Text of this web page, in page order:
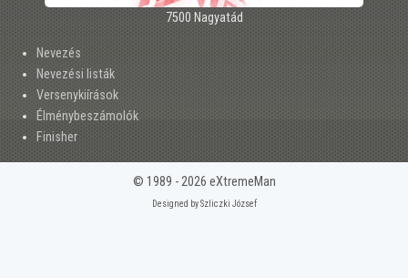
7500 Nagyatád
Nevezés
Nevezési listák
Versenykiírások
Élménybeszámolók
Finisher
© 1989 - 2026 eXtremeMan
Designed by Szliczki József